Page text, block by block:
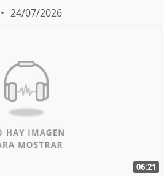
24/07/2026
06:21